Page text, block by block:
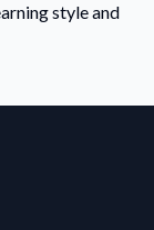
style and